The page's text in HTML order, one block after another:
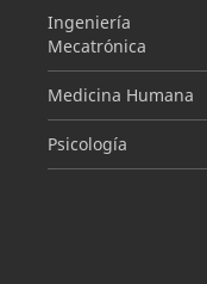
Ingeniería
Mecatrónica
Medicina Humana
Psicología